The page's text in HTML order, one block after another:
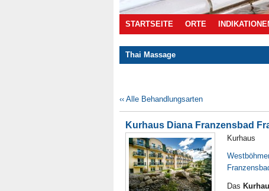
STARTSEITE ORTE
Thai Massage
‹‹ Alle Behandlungsarten
Kurhaus Diana Franzensbad
Kurhaus
Das